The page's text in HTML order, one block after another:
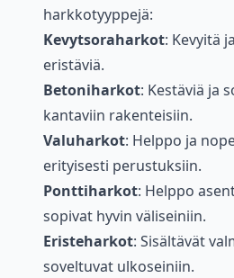
harkkotyyppejä:
Kevytsoraharkot: Kevyitä
eristäviä.
Betoniharkot: Kestäviä ja
kantaviin rakenteisiin.
Valuharkot: Helppo ja
erityisesti perustuksiin.
Ponttiharkot: Helppo
sopivat hyvin väliseiniin.
Eristeharkot: Sisältävät
soveltuvat ulkoseiniin.